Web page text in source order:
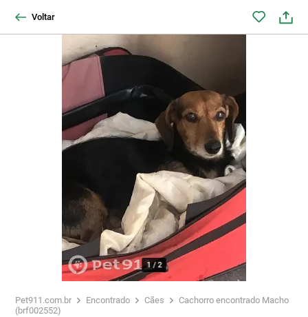
Voltar
1/2
Pet911.com.br Encontrado Cães
Cachorro encontrado Macho
(brf002552)